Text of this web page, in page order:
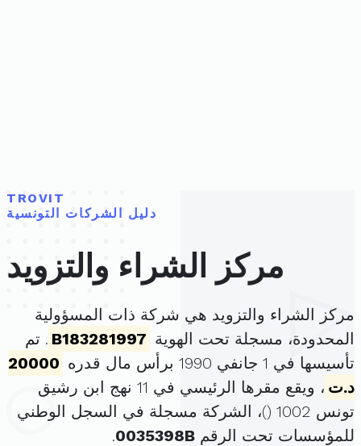
TROVIT
دليل الشركات التونسية
مركز الشراء والتزويد
مركز الشراء والتزويد هي شركة ذات المسؤولية
المحدودة، مسجلة تحت الهوية B183281997 . تم
تأسيسها في 1 جانفي 1990 برأس مال قدره
20000
د.ت
، ويقع مقرها الرئيسي في 11 نهج ابن رشيق
تونس 1002 (
)، الشركة مسجلة في السجل الوطني
للمؤسسات تحت الرقم 0035398B
.